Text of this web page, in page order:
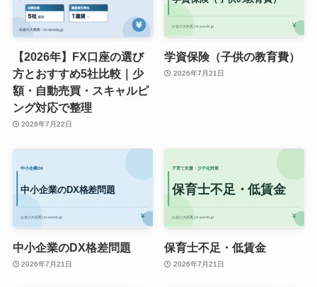
【2026年】FX口座の選び
方とおすすめ5社比較｜少
額・自動売買・スキャルピ
ング対応で整理
2026年7月22日
学資保険（子供の教育費）
2026年7月21日
中小企業のDX格差問題
2026年7月21日
保育士不足・低賃金
2026年7月21日